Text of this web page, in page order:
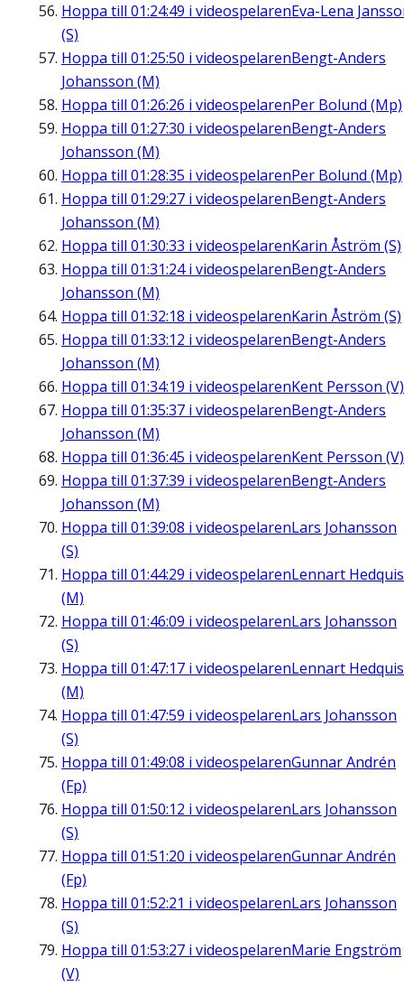
Hoppa till 01:24:49 i videospelarenEva-Lena
(S)
Hoppa till 01:25:50 i videospelarenBengt-Anders
Johansson (M)
Hoppa till 01:26:26 i videospelarenPer Bolund (Mp)
Hoppa till 01:27:30 i videospelarenBengt-Anders
Johansson (M)
Hoppa till 01:28:35 i videospelarenPer Bolund (Mp)
Hoppa till 01:29:27 i videospelarenBengt-Anders
Johansson (M)
Hoppa till 01:30:33 i videospelarenKarin Åström (S)
Hoppa till 01:31:24i videospelarenBengt-Anders
Johansson (M)
Hoppa till 01:32:18 i videospelarenKarin Åström (S)
Hoppa till 01:33:12 i videospelarenBengt-Anders
Johansson (M)
Hoppa till 01:34:19 i videospelarenKent Persson (V)
Hoppa till 01:35:37 i videospelarenBengt-Anders
Johansson (M)
Hoppa till 01:36:45 i videospelarenKent Persson (V)
Hoppa till 01:37:39 i videospelarenBengt-Anders
Johansson (M)
Hoppa till 01:39:08 i videospelarenLars Johansson
(S)
Hoppa till 01:44:29 i videospelarenLennart
(M)
Hoppa till 01:46:09 i videospelarenLars Johansson
(S)
Hoppa till 01:47:17 i videospelarenLennart
(M)
Hoppa till 01:47:59 i videospelarenLars Johansson
(S)
Hoppa till 01:49:08 i videospelarenGunnar Andrén
(Fp)
Hoppa till 01:50:12 i videospelarenLars Johansson
(S)
Hoppa till 01:51:20 i videospelarenGunnar Andrén
(Fp)
Hoppa till 01:52:21 i videospelarenLars Johansson
(S)
Hoppa till 01:53:27 i videospelarenMarie Engström
(V)